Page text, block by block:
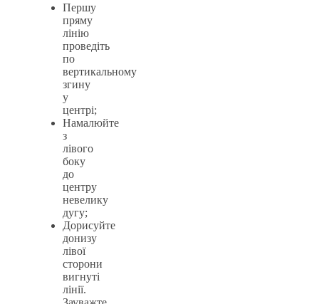
Першу
пряму
лінію
проведіть
по
вертикальному
згину
у
центрі;
Намалюйте
з
лівого
боку
до
центру
невелику
дугу;
Дорисуйте
донизу
лівої
сторони
вигнуті
лінії.